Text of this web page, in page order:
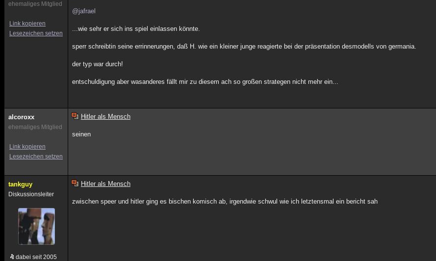
ehemaliges Mitglied
Link kopieren
Lesezeichen setzen
@jafrael
...wie sehr er sich ins spiel einlassen könnte.
sperr schreibtin seine errinnerungen, daß H. wie ein kleiner junge reagierte bei der präsentation desmodells von germania.
der typ war durch!
entschuldigung aber wasanderes fällt mir zu diesem ach so großen strategen nicht mehr ein...
alcoroxx
ehemaliges Mitglied
Link kopieren
Lesezeichen setzen
Hitler als Mensch
seinen
tankguy
Diskussionsleiter
dabei seit 2005
Hitler als Mensch
zwischen speer und hitler ging es bischen komisch ab, irgendwie schwul wie ich letztensmal ein bericht sah